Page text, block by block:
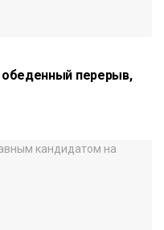
перерыв,